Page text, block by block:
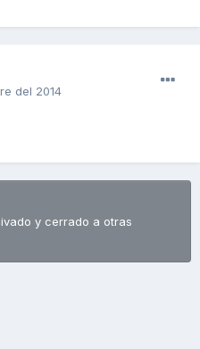
del 2014
y cerrado a otras